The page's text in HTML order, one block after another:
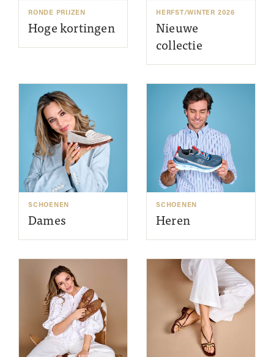
RONDE PRIJZEN
Hoge kortingen
HERFST/WINTER 2026
Nieuwe
collectie
SCHOENEN
Dames
SCHOENEN
Heren